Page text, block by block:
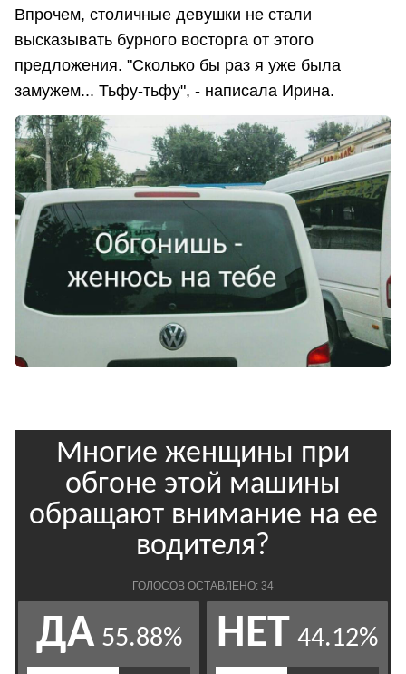
Впрочем, столичные девушки не стали
высказывать бурного восторга от этого
предложения. "Сколько бы раз я уже была
замужем... Тьфу-тьфу", - написала Ирина.